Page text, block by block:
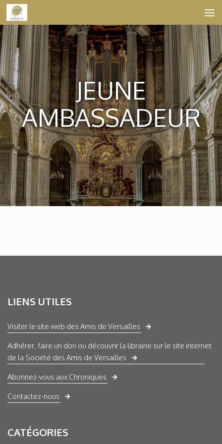
Skip to content
JEUNE
AMBASSADEUR
LIENS UTILES
Visiter le site web des Amis de Versailles
Adhérer, faire un don ou découvrir la librairie sur le site internet
de la Société des Amis de Versailles
Abonnez-vous aux Chroniques
Contactez-nous
CATÉGORIES